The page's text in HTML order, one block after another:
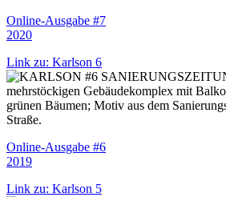
Online-Ausgabe #7
2020
Link zu: Karlson 6
Online-Ausgabe #6
2019
Link zu: Karlson 5